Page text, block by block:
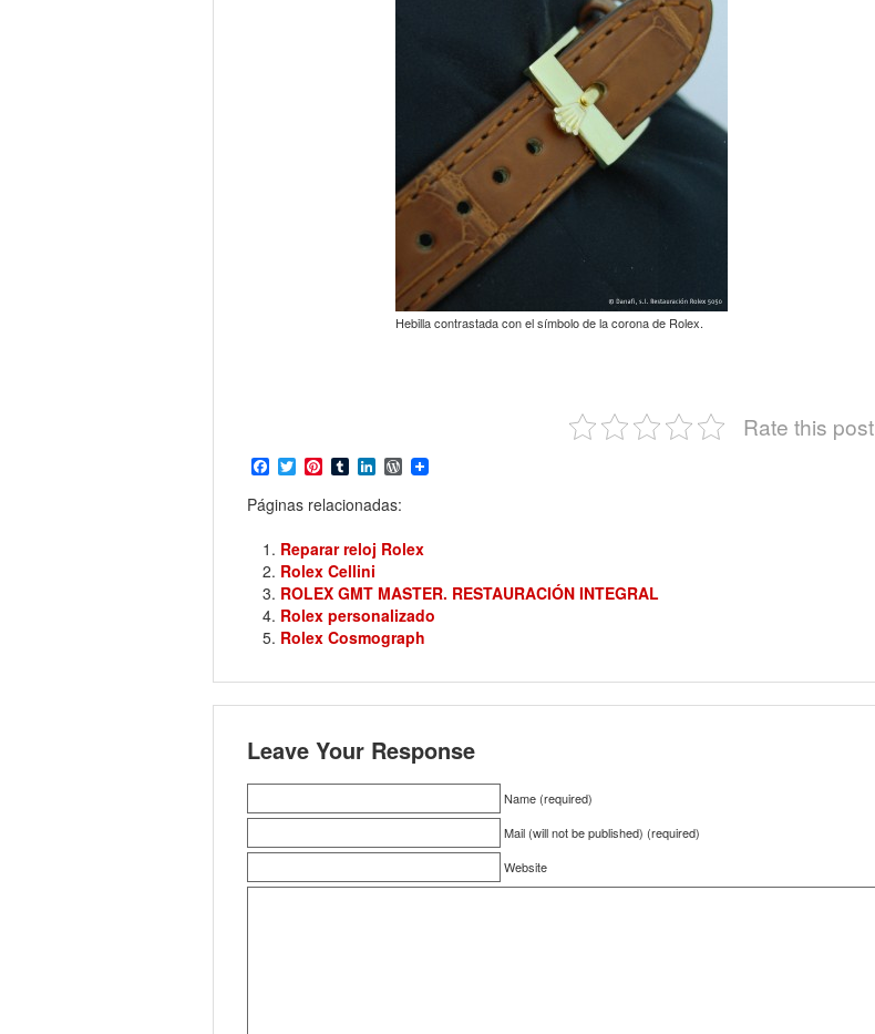
Hebilla contrastada con el símbolo de la corona de Rolex.
Rate this post
Facebook
TwitterPinterest
TumblrLinkedInWordPress
Páginas relacionadas:
Reparar reloj Rolex
Rolex Cellini
ROLEX GMT MASTER. RESTAURACIÓN INTEGRAL
Rolex personalizado
Rolex Cosmograph
Leave Your Response
Name (required)
Mail (will not be published) (required)
Website